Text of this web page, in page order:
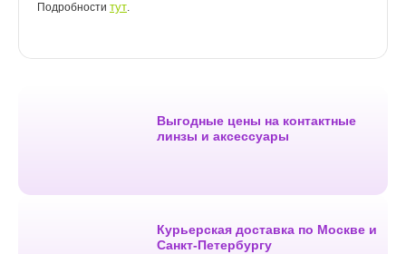
Подробности тут.
Выгодные цены на контактные
линзы и аксессуары
Курьерская доставка по Москве и
Санкт-Петербургу